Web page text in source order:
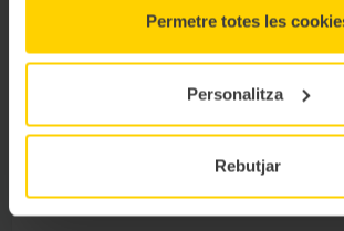
Permetre totes les
Personalitza
Rebutjar
fa 9 mesos
Molt professionals
Molt ràpid, de qualitat i bona comunicació, bons
Agraït i recomanat.